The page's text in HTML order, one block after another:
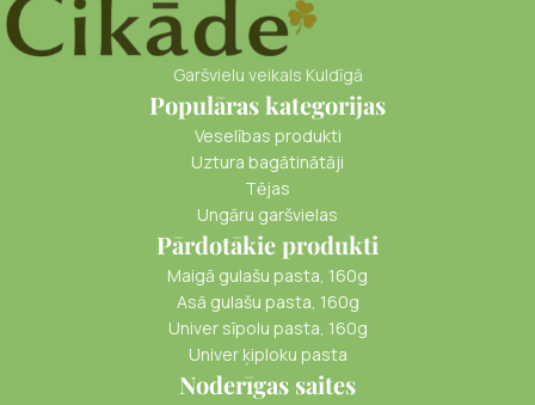
Garšvielu veikals Kuldīgā
Populāras kategorijas
Veselības produkti
Uztura bagātinātāji
Tējas
Ungāru garšvielas
Pārdotākie produkti
Maigā gulašu pasta, 160g
Asā gulašu pasta, 160g
Univer sīpolu pasta, 160g
Univer ķiploku pasta
Noderīgas saites